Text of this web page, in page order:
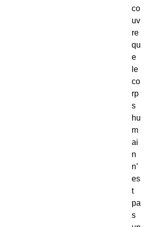
co
uv
re
qu
e
le
co
rp
s
hu
m
ai
n
n’
es
t
pa
s